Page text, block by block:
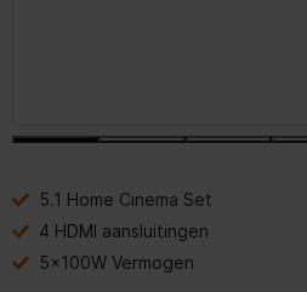
5.1 Home Cinema Set
4 HDMI aansluitingen
5x100W Vermogen